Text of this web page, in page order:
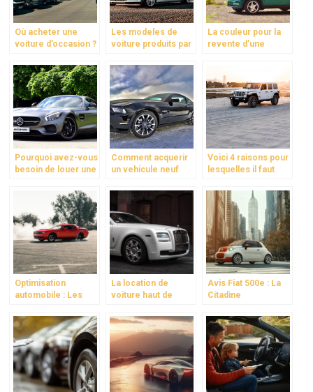
Où acheter une
voiture d’occasion ?
Les modeles de
voiture produits par
La couleur pour la
revente d’une
Pourquoi avez-vous
besoin de louer une
Comment acquerir
un vehicule neuf
Voici 4 raisons pour
lesquelles il faut
chez un mandataire
Optimisation
automobile : Les
technologiques
pour booster les
performances de
votre vehicule
La location de
voiture haut de
route devient votre
meilleure alliee
Avis Fiat 500e : La
Citadine
Réinvente pour
2024